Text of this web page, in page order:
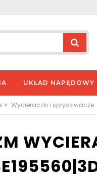
UKŁAD NAPĘDOWY
» Wycieraczki i spryskiwacze